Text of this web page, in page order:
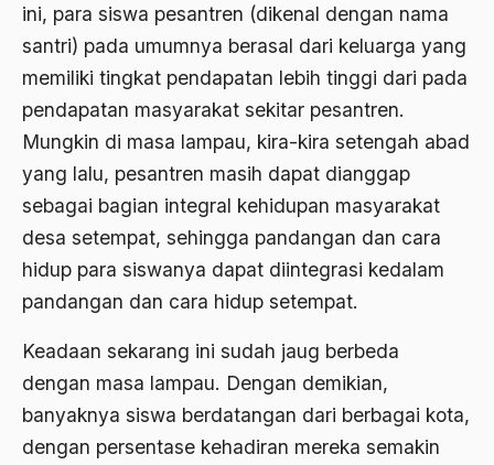
ini, para siswa pesantren (dikenal dengan nama
santri) pada umumnya berasal dari keluarga yang
memiliki tingkat pendapatan lebih tinggi dari pada
pendapatan masyarakat sekitar pesantren.
Mungkin di masa lampau, kira-kira setengah abad
yang lalu, pesantren masih dapat dianggap
sebagai bagian integral kehidupan masyarakat
desa setempat, sehingga pandangan dan cara
hidup para siswanya dapat diintegrasi kedalam
pandangan dan cara hidup setempat.
Keadaan sekarang ini sudah jaug berbeda
dengan masa lampau. Dengan demikian,
banyaknya siswa berdatangan dari berbagai kota,
dengan persentase kehadiran mereka semakin
Al Asnawi
al qaeda
Al-Azhar
Al-Ghazali
Al-Ikhwanu Al-Muslimun
Al-Ikhwanul Muslimin
al-Khalil Ibnu Ahmad al-Farahidi
Al-qua'an dan Hadist
al-quran
Alexander Solzhenitsyin